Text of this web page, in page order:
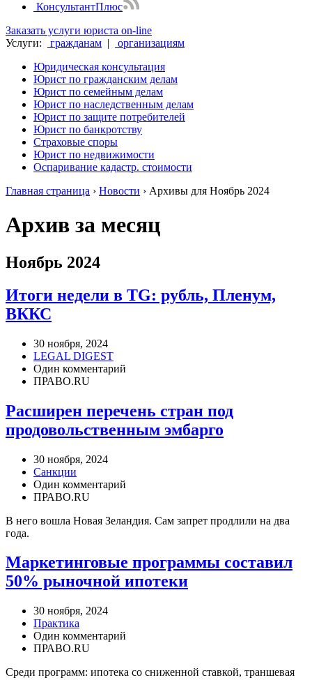
КонсультантПлюс
Заказать услуги юриста on-line
Услуги:
гражданам |
организациям
Юридическая консультация
Юрист по гражданским делам
Юрист по семейным делам
Юрист по наследственным делам
Юрист по защите потребителей
Юрист по банкротству
Страховые споры
Юрист по недвижимости
Оспаривание кадастр. стоимости
Главная страница › Новости › Архивы для Ноябрь 2024
Архив за месяц
Ноябрь 2024
Итоги недели в TG: рубль, Пленум,
ВККС
30 ноября, 2024
LEGAL DIGEST
Один комментарий
ПРАВО.RU
Расширен перечень стран под
продовольственным эмбарго
30 ноября, 2024
Санкции
Один комментарий
ПРАВО.RU
В него вошла Новая Зеландия. Сам запрет продлили на два
года.
Маркетинговые программы составил
50% рыночной ипотеки
30 ноября, 2024
Практика
Один комментарий
ПРАВО.RU
Среди программ: ипотека со сниженной ставкой, траншевая